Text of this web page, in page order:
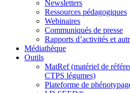
Newsletters
Ressources pédagogiques
Webinaires
Communiqués de presse
Rapports d’activités et
Médiathèque
Outils
MatRef (matériel de
CTPS légumes)
Plateforme de